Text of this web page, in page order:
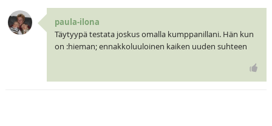
paula-ilona
Täytyypä testata joskus omalla kumppanillani. Hän kun
on :hieman; ennakkoluuloinen kaiken uuden suhteen